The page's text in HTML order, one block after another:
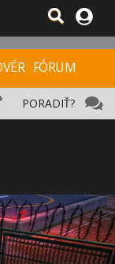
FÓRUM
PORADIŤ?